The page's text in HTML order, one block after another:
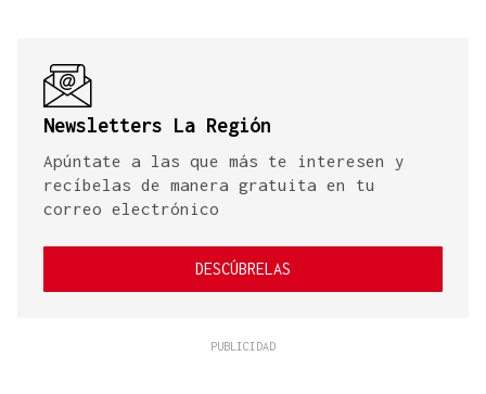
Newsletters La Región
Apúntate a las que más te interesen y
recíbelas de manera gratuita en tu
correo electrónico
DESCÚBRELAS